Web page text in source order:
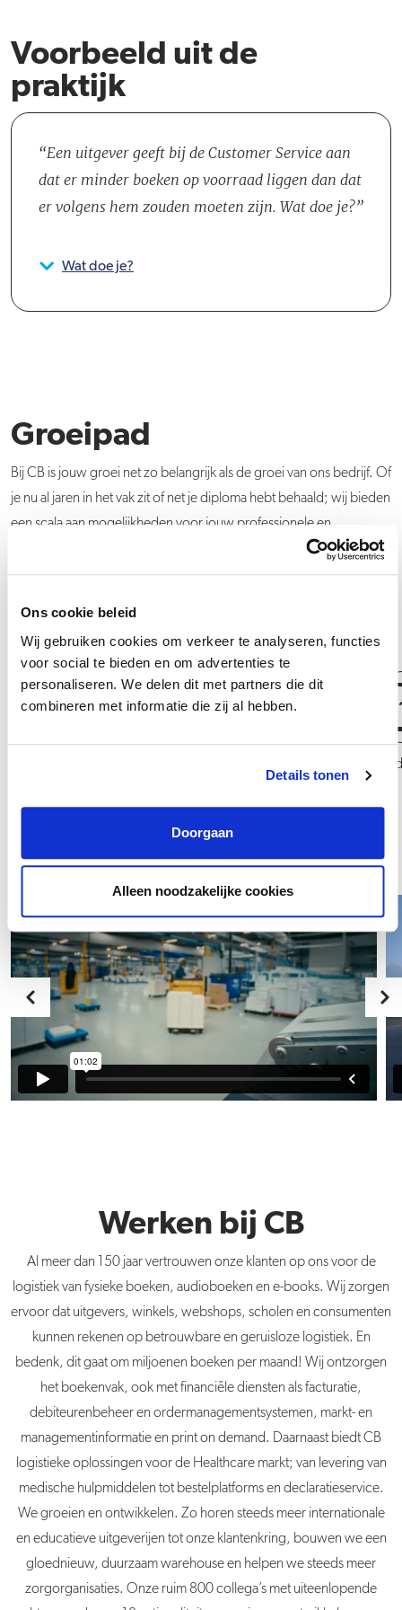
Ons cookie beleid
Wij gebruiken cookies om verkeer te analyseren, functies
voor social te bieden en om advertenties te
personaliseren. We delen dit met partners die dit
combineren met informatie die zij al hebben.
Details tonen
Doorgaan
Alleen noodzakelijke cookies
Voorbeeld uit de
praktijk
Een uitgever geeft bij de Customer Service aan
dat er minder boeken op voorraad liggen dan dat
er volgens hem zouden moeten zijn. Wat doe je?
Wat doe je?
Groeipad
Bij CB is jouw groei net zo belangrijk als de groei van ons bedrijf. Of
je nu al jaren in het vak zit of net je diploma hebt behaald; wij bieden
een scala aan mogelijkheden voor jouw professionele en
persoonlijke ontwikkeling. Iedere collega beschikt over een eigen
ontwikkelplan en kan gebruikmaken van coachingstrajecten,
Werken bij CB
Al meer dan 150 jaar vertrouwen onze klanten op ons voor de
logistiek van fysieke boeken, audioboeken en e-books. Wij zorgen
ervoor dat uitgevers, winkels, webshops, scholen en consumenten
kunnen rekenen op betrouwbare en geruisloze logistiek. En
bedenk, dit gaat om miljoenen boeken per maand! Wij ontzorgen
het boekenvak, ook met financiële diensten als facturatie,
debiteurenbeheer en ordermanagementsystemen, markt- en
managementinformatie en print on demand. Daarnaast biedt CB
logistieke oplossingen voor de Healthcare markt; van levering van
medische hulpmiddelen tot bestelplatforms en declaratieservice.
We groeien en ontwikkelen. Zo horen steeds meer internationale
en educatieve uitgeverijen tot onze klantenkring, bouwen we een
gloednieuw, duurzaam warehouse en helpen we steeds meer
zorgorganisaties. Onze ruim 800 collega’s met uiteenlopende